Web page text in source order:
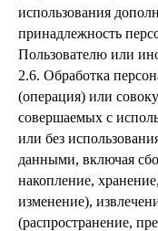
использования
принадлежность
Пользователю или
2.6. Обработка
(операция) или
совершаемых с
или без
данными, включая
накопление,
изменение),
(распространение,